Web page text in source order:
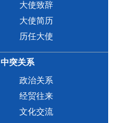
大使致辞
大使简历
历任大使
中突关系
政治关系
经贸往来
文化交流